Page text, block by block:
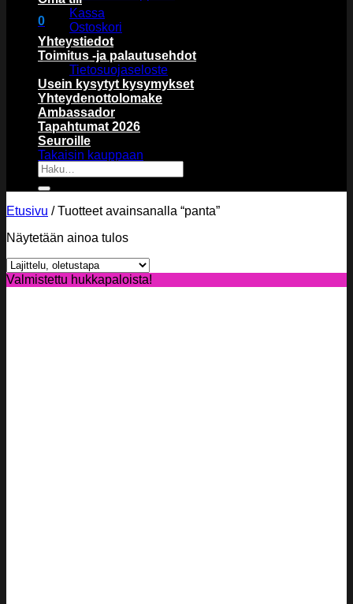
0
Ostoskori
Ostoskori on tyhjä.
Takaisin kauppaan
Kassa
Ostoskori
Yhteystiedot
Toimitus -ja palautusehdot
Tietosuojaseloste
Usein kysytyt kysymykset
Yhteydenottolomake
Ambassador
Tapahtumat 2026
Seuroille
Etsi:
Etusivu /Tuotteet avainsanalla “panta”
Näytetään ainoa tulos
Valmistettu hukkapaloista!